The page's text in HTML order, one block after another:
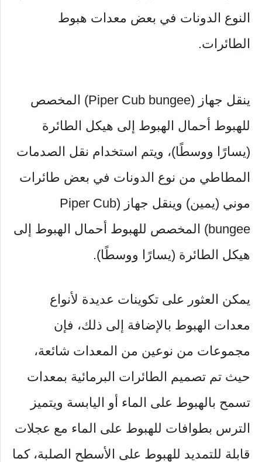
النوع الدونات في بعض معدات هبوط
الطائرات.
ينقل جهاز (Piper Cub bungee) المخصص
للهبوط أحمال الهبوط إلى هيكل الطائرة
(يسارًا ووسطًا)، ويتم استخدام نقل الصدمات
المطاطي من نوع الدونات في بعض طائرات
موني (يمين) وينقل جهاز (Piper Cub
bungee) المخصص للهبوط أحمال الهبوط إلى
هيكل الطائرة (يسارًا ووسطًا).
يمكن العثور على تكوينات عديدة لأنواع
معدات الهبوط بالإضافة إلى ذلك، فإن
مجموعات من نوعين من المعدات شائعة،
حيث تم تصميم الطائرات البرمائية بمعدات
تسمح بالهبوط على الماء أو اليابسة ويتميز
الترس بطوافات للهبوط على الماء مع عجلات
قابلة للتمديد للهبوط على الأسطح الصلبة، كما